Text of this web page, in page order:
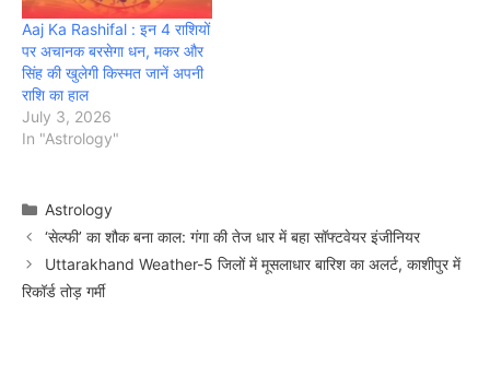
Aaj Ka Rashifal : इन 4 राशियों
पर अचानक बरसेगा धन, मकर और
सिंह की खुलेगी किस्मत जानें अपनी
राशि का हाल
July 3, 2026
In "Astrology"
Categories
Astrology
‘सेल्फी’ का शौक बना काल: गंगा की तेज धार में बहा सॉफ्टवेयर इंजीनियर
Uttarakhand Weather-5 जिलों में मूसलाधार बारिश का अलर्ट, काशीपुर में
रिकॉर्ड तोड़ गर्मी